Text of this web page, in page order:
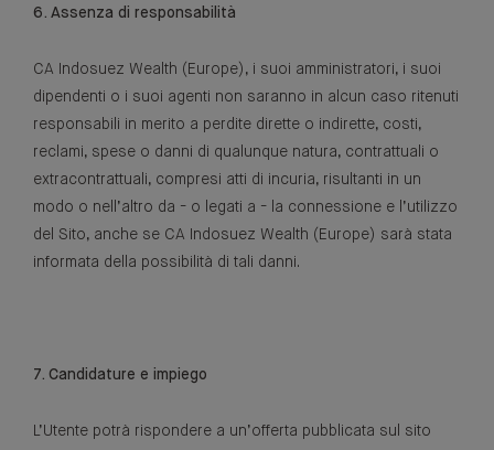
6. Assenza di responsabilità
CA Indosuez Wealth (Europe), i suoi amministratori, i suoi
dipendenti o i suoi agenti non saranno in alcun caso ritenuti
responsabili in merito a perdite dirette o indirette, costi,
reclami, spese o danni di qualunque natura, contrattuali o
extracontrattuali, compresi atti di incuria, risultanti in un
modo o nell’altro da - o legati a - la connessione e l’utilizzo
del Sito, anche se CA Indosuez Wealth (Europe) sarà stata
informata della possibilità di tali danni.
7. Candidature e impiego
L’Utente potrà rispondere a un’offerta pubblicata sul sito